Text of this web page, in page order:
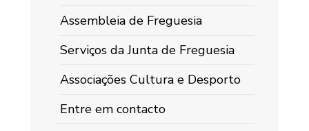
Assembleia de Freguesia
Serviços da Junta de Freguesia
Associações Cultura e Desporto
Entre em contacto